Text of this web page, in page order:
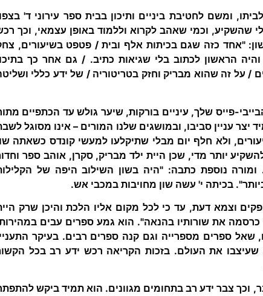
ומשם לחטיבת ביניים ותיכון בבית ספר עירוני ד'
שהשקיע, וכמי שאהב לקרוא וללמוד באופן עצמאי, וכך
"אחד כזה שגם בכיתות אלף ובית / פטפט בשיעורים,
הראשון לכתוב בלי שגיאות כתיב. / גם אחר כך
/ על זה שהוא מבריק וחזק בטריטוריה / של ידע כללי
פייס שלך, עיניים בורקות, שיער גולש עד הכתפיים
עניין סביבו, ובמושגים שלנו המורים – אינו מסוגל
ולא חלף יום מבלי שתיקלעו למעשי קונדס כשאתה
יותר מדי, שכן היית ילד מבריק, סקרן, אוהב ספר
נוספת כתבה: "היה בשון השילוב היפה של
בכיתה י' עשה שון מחויבות במכבי אש.
וצמא דעת, עד כי לכל מקום אליו הלכת והיכן שרק
את שורותיו בהנאה". הוא גמע ספרים עבים
ספרים מספרייה וגם קנה ספרים רבים. בעיקר
שעיצבו את העולם. בזכות הקריאה רכש ידע רב בכל
וכך צבר ידע רב בתחומים מגוונים. הוא תמיד ביקש